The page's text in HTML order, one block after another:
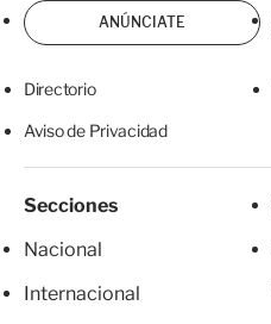
ANÚNCIATE
Directorio
Aviso de Privacidad
Secciones
Nacional
Internacional